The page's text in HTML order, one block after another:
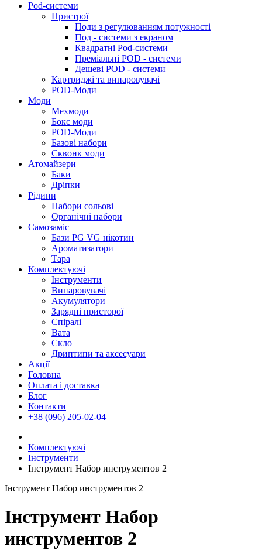
Pod-системи
Пристрої
Поди з регулюванням потужності
Под - системи з екраном
Квадратні Pod-системи
Преміальні POD - системи
Дешеві POD - системи
Картриджі та випаровувачі
POD-Моди
Моди
Мехмоди
Бокс моди
POD-Моди
Базові набори
Сквонк моди
Атомайзери
Баки
Дріпки
Рідини
Набори сольові
Органічні набори
Самозаміс
Бази PG VG нікотин
Ароматизатори
Тара
Комплектуючі
Інструменти
Випаровувачі
Акумулятори
Зарядні присторої
Спіралі
Вата
Скло
Дриптипи та аксесуари
Акції
Головна
Оплата і доставка
Блог
Контакти
+38 (096) 205-02-04
Комплектуючі
Інструменти
Інструмент Набор инструментов 2
Інструмент Набор инструментов 2
Інструмент Набор
инструментов 2